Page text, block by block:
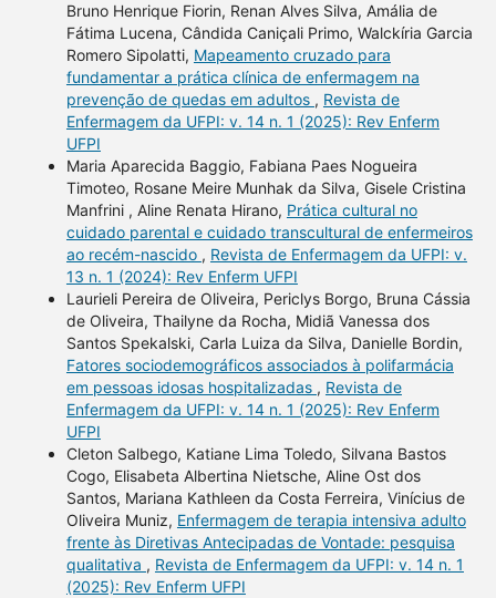
Bruno Henrique Fiorin, Renan Alves Silva, Amália de
Fátima Lucena, Cândida Caniçali Primo, Walckíria Garcia
Romero Sipolatti, Mapeamento cruzado para
fundamentar a prática clínica de enfermagem na
prevenção de quedas em adultos , Revista de
Enfermagem da UFPI: v. 14 n. 1 (2025): Rev Enferm
UFPI
Maria Aparecida Baggio, Fabiana Paes Nogueira
Timoteo, Rosane Meire Munhak da Silva, Gisele Cristina
Manfrini , Aline Renata Hirano, Prática cultural no
cuidado parental e cuidado transcultural de enfermeiros
ao recém-nascido , Revista de Enfermagem da UFPI: v.
13 n. 1 (2024): Rev Enferm UFPI
Laurieli Pereira de Oliveira, Periclys Borgo, Bruna Cássia
de Oliveira, Thailyne da Rocha, Midiã Vanessa dos
Santos Spekalski, Carla Luiza da Silva, Danielle Bordin,
Fatores sociodemográficos associados à polifarmácia
em pessoas idosas hospitalizadas , Revista de
Enfermagem da UFPI: v. 14 n. 1 (2025): Rev Enferm
UFPI
Cleton Salbego, Katiane Lima Toledo, Silvana Bastos
Cogo, Elisabeta Albertina Nietsche, Aline Ost dos
Santos, Mariana Kathleen da Costa Ferreira, Vinícius de
Oliveira Muniz, Enfermagem de terapia intensiva adulto
frente às Diretivas Antecipadas de Vontade: pesquisa
qualitativa , Revista de Enfermagem da UFPI: v. 14 n. 1
(2025): Rev Enferm UFPI